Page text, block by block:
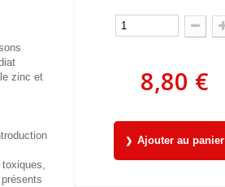
zinc et
toxiques,
8,80 €
Ajouter au panier